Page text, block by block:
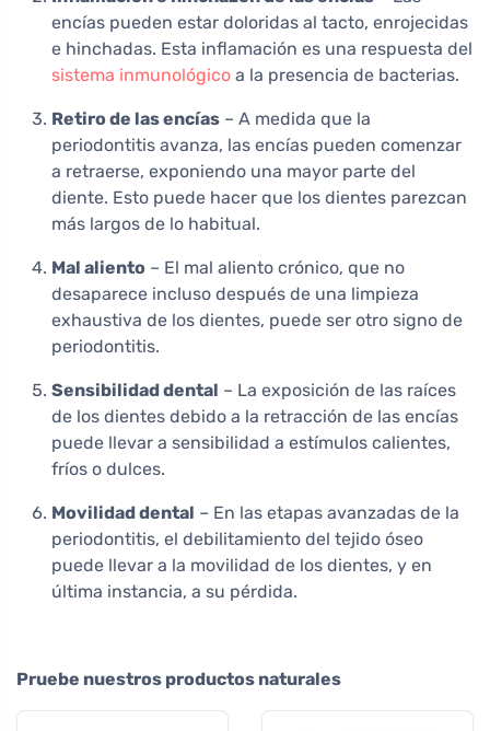
encías pueden estar doloridas al tacto, enrojecidas
e hinchadas. Esta inflamación es una respuesta del
sistema inmunológico a la presencia de bacterias.
Retiro de las encías – A medida que la
periodontitis avanza, las encías pueden comenzar
a retraerse, exponiendo una mayor parte del
diente. Esto puede hacer que los dientes parezcan
más largos de lo habitual.
Mal aliento – El mal aliento crónico, que no
desaparece incluso después de una limpieza
exhaustiva de los dientes, puede ser otro signo de
periodontitis.
Sensibilidad dental – La exposición de las raíces
de los dientes debido a la retracción de las encías
puede llevar a sensibilidad a estímulos calientes,
fríos o dulces.
Movilidad dental – En las etapas avanzadas de la
periodontitis, el debilitamiento del tejido óseo
puede llevar a la movilidad de los dientes, y en
última instancia, a su pérdida.
Pruebe nuestros productos naturales